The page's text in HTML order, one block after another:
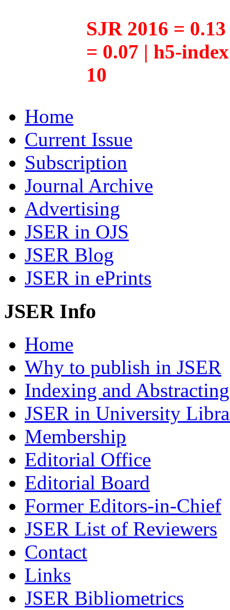
SJR 2016 =
= 0.07 | h5-
10
Home
Current Issue
Subscription
Journal Archive
Advertising
JSER in OJS
JSER Blog
JSER in ePrints
JSER Info
Home
Why to publish in JSER
Indexing and Abstracting
JSER in University
Membership
Editorial Office
Editorial Board
Former Editors-in-Chief
JSER List of Reviewers
Contact
Links
JSER Bibliometrics